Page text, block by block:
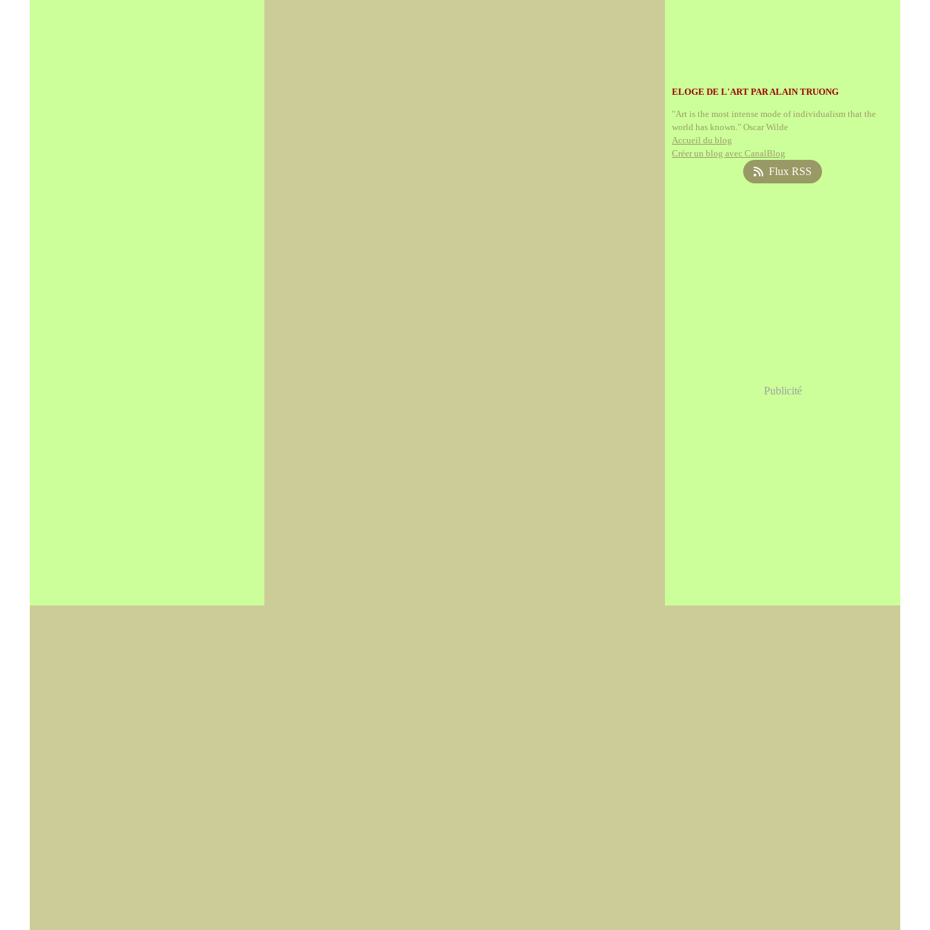
ELOGE DE L'ART PAR ALAIN TRUONG
"Art is the most intense mode of individualism that the
world has known." Oscar Wilde
Accueil du blog
Créer un blog avec CanalBlog
Flux RSS
Publicité